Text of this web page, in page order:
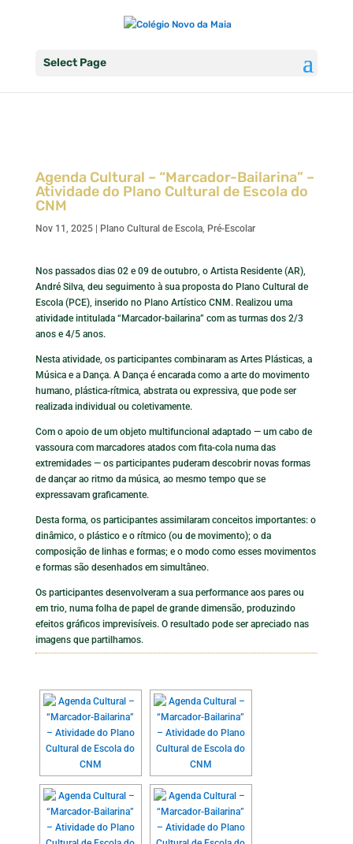
Select Page
Agenda Cultural – “Marcador-Bailarina” –
Atividade do Plano Cultural de Escola do
CNM
Nov 11, 2025| Plano Cultural de Escola, Pré-Escolar
Nos passados dias 02 e 09 de outubro, o Artista Residente (AR),
André Silva, deu seguimento à sua proposta do Plano Cultural de
Escola (PCE), inserido no Plano Artístico CNM. Realizou uma
atividade intitulada “Marcador-bailarina” com as turmas dos 2/3
anos e 4/5 anos.
Nesta atividade, os participantes combinaram as Artes Plásticas, a
Música e a Dança. A Dança é encarada como a arte do movimento
humano, plástica-rítmica, abstrata ou expressiva, que pode ser
realizada individual ou coletivamente.
Com o apoio de um objeto multifuncional adaptado — um cabo de
vassoura com marcadores atados com fita-cola numa das
extremidades — os participantes puderam descobrir novas formas
de dançar ao ritmo da música, ao mesmo tempo que se
expressavam graficamente.
Desta forma, os participantes assimilaram conceitos importantes: o
dinâmico, o plástico e o rítmico (ou de movimento); o da
composição de linhas e formas; e o modo como esses movimentos
e formas são desenhados em simultâneo.
Os participantes desenvolveram a sua performance aos pares ou
em trio, numa folha de papel de grande dimensão, produzindo
efeitos gráficos imprevisíveis. O resultado pode ser apreciado nas
imagens que partilhamos.